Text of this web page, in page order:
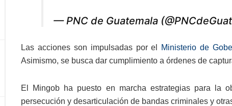
— PNC de Guatemala
Las acciones son impulsadas por el Ministerio de
Asimismo, se busca dar cumplimiento a órdenes de
El Mingob ha puesto en marcha estrategias para la
persecución y desarticulación de bandas criminales y